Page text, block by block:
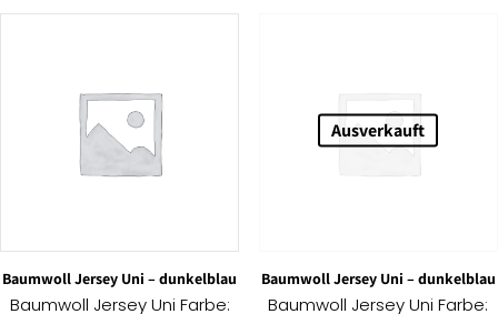
Baumwoll Jersey Uni – dunkelblau
Baumwoll Jersey Uni Farbe:
Ausverkauft
Baumwoll Jersey Uni – dunkelblau
Baumwoll Jersey Uni Farbe: